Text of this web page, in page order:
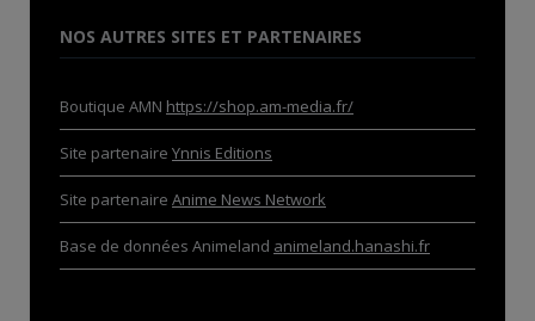
NOS AUTRES SITES ET PARTENAIRES
Boutique AMN https://shop.am-media.fr/
Site partenaire Ynnis Editions
Site partenaire Anime News Network
Base de données Animeland animeland.hanashi.fr